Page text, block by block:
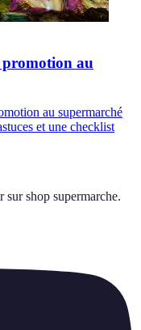
promotion au
au supermarché
et une checklist
sur shop supermarche.